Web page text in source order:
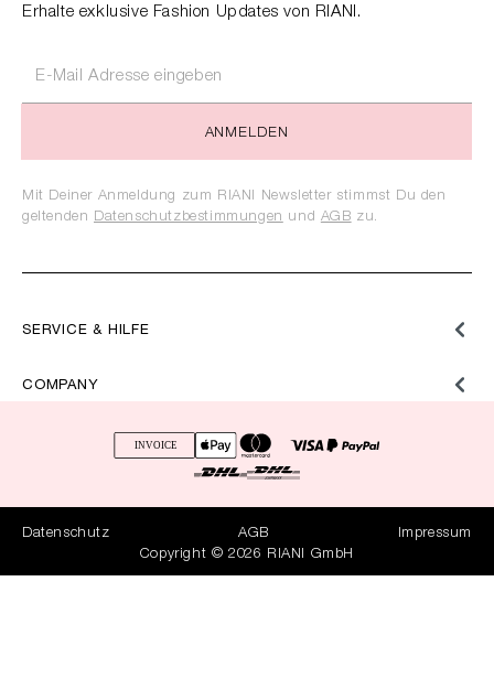
SERVICE & HILFE
COMPANY
Erhalte exklusive Fashion Updates von RIANI.
ANMELDEN
Mit Deiner Anmeldung zum RIANI Newsletter stimmst Du den
geltenden Datenschutzbestimmungen und AGB zu.
Datenschutz AGB
Impressum
Copyright © 2026 RIANI GmbH